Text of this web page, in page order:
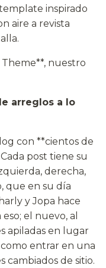
inspirado
aire a revista
nuestro
arreglos a lo
con **cientos de
post tiene su
derecha,
que en su día
y Jopa hace
el nuevo, al
apiladas en lugar
entrar en una
cambiados de sitio.